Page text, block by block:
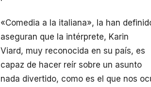
«Comedia a la italiana», la han
aseguran que la intérprete, Karin
Viard, muy reconocida en su país, es
capaz de hacer reír sobre un asunto
nada divertido, como es el que nos